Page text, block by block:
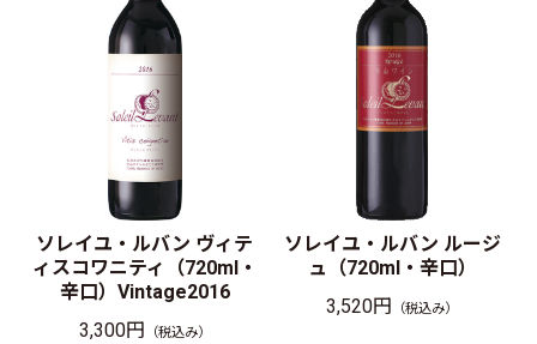
ソレイユ・ルバン ヴィテ
ィスコワニティ（720ml・
辛口）Vintage2016
3,300円
（税込み）
ソレイユ・ルバン ルージ
ュ（720ml・辛口）
3,520円
（税込み）